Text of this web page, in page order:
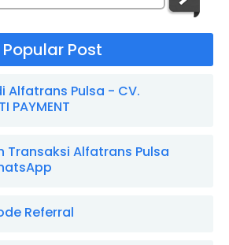
Popular Post
Alfatrans Pulsa - CV.
PAYMENT
Transaksi Alfatrans Pulsa
Referral